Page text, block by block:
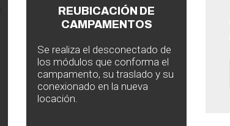
REUBICACIÓN DE
CAMPAMENTOS
Se realiza el desconectado de
los módulos que conforma el
campamento, su traslado y su
conexionado en la nueva
locación.